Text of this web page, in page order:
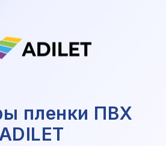
пленки ПВХ